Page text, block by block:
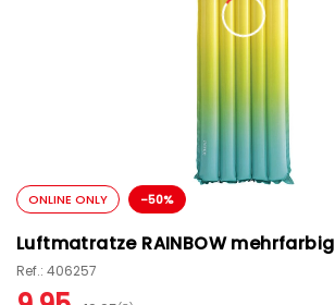
ONLINE ONLY -50%
Luftmatratze RAINBOW mehrfarbig
Ref.: 406257